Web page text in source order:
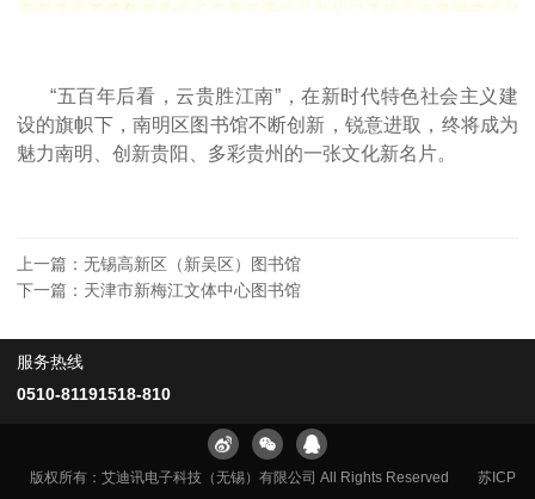
“五百年后看，云贵胜江南”，在新时代特色社会主义建
设的旗帜下，南明区图书馆不断创新，锐意进取，终将成为
魅力南明、创新贵阳、多彩贵州的一张文化新名片。
上一篇： 无锡高新区（新吴区）图书馆
下一篇： 天津市新梅江文体中心图书馆
服务热线
0510-81191518-810
版权所有：艾迪讯电子科技（无锡）有限公司 All Rights Reserved 苏ICP